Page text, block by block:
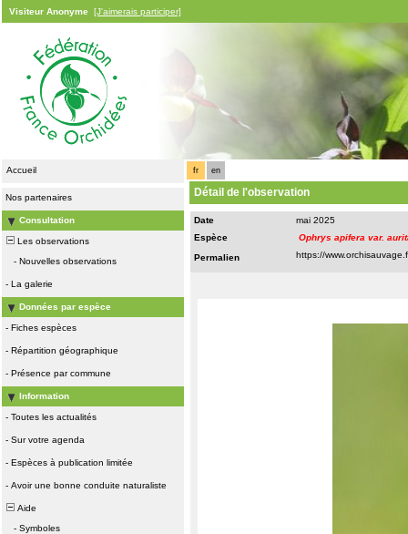
Visiteur Anonyme [J'aimerais participer]
Accueil
Nos partenaires
Consultation
Les observations
- Nouvelles observations
- La galerie
Données par espèce
- Fiches espèces
- Répartition géographique
- Présence par commune
Information
- Toutes les actualités
- Sur votre agenda
- Espèces à publication limitée
- Avoir une bonne conduite naturaliste
Aide
- Symboles
fr en
Détail de l'observation
Date
mai 2025
Espèce
Ophrys apifera var.
Permalien